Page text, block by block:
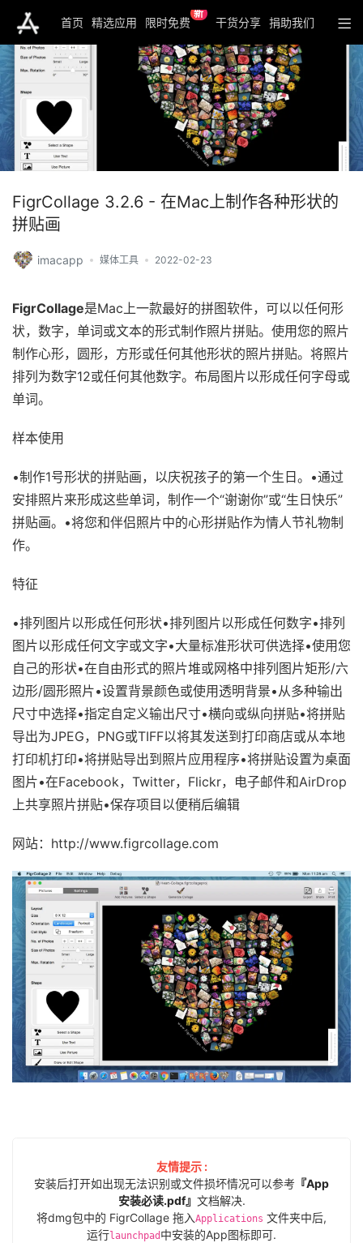
首页 精选应用 限时免费
新
干货分享 捐助我们
FigrCollage 3.2.6 - 在Mac上制作各种形状的
拼贴画
imacapp 媒体工具 2022-02-23
FigrCollage是Mac上一款最好的拼图软件，可以以任何形
状，数字，单词或文本的形式制作照片拼贴。使用您的照片
制作心形，圆形，方形或任何其他形状的照片拼贴。将照片
排列为数字12或任何其他数字。布局图片以形成任何字母或
单词。
样本使用
•制作1号形状的拼贴画，以庆祝孩子的第一个生日。•通过
安排照片来形成这些单词，制作一个“谢谢你”或“生日快乐”
拼贴画。•将您和伴侣照片中的心形拼贴作为情人节礼物制
作。
特征
•排列图片以形成任何形状•排列图片以形成任何数字•排列
图片以形成任何文字或文字•大量标准形状可供选择•使用您
自己的形状•在自由形式的照片堆或网格中排列图片矩形/六
边形/圆形照片•设置背景颜色或使用透明背景•从多种输出
尺寸中选择•指定自定义输出尺寸•横向或纵向拼贴•将拼贴
导出为JPEG，PNG或TIFF以将其发送到打印商店或从本地
打印机打印•将拼贴导出到照片应用程序•将拼贴设置为桌面
图片•在Facebook，Twitter，Flickr，电子邮件和AirDrop
上共享照片拼贴•保存项目以便稍后编辑
网站：http://www.figrcollage.com
友情提示 :
安装后打开如出现无法识别或文件损坏情况可以参考 『App
安装必读.pdf』 文档解决.
将dmg包中的 FigrCollage 拖入Applications 文件夹中后,
运行launchpad 中安装的App图标即可.